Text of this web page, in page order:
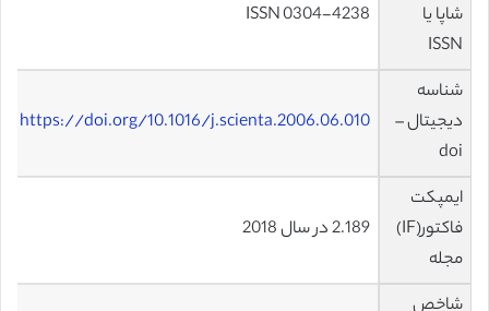
شاپا یا
ISSN
ISSN 0304-4238
شناسه
دیجیتال –
doi
https://doi.org/10.1016/j.scienta.2006.06.010
ایمپکت
فاکتور(IF)
مجله
2.189 در سال 2018
شاخص